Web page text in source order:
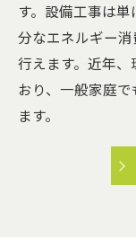
す。設備工事は
分なエネルギー
行えます。近年
おり、一般家庭
ます。